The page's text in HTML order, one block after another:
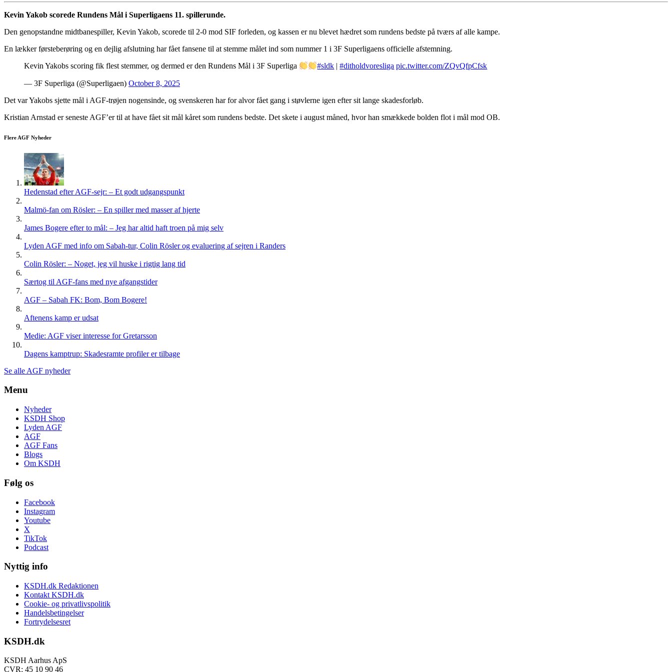
Kevin Yakob scorede Rundens Mål i Superligaens 11. spillerunde.
Den genopstandne midtbanespiller, Kevin Yakob, scorede til 2-0 mod SIF forleden, og kassen er nu blevet hædret som rundens bedste på tværs af alle kampe.
En lækker førsteberøring og en dejlig afslutning har fået fansene til at stemme målet ind som nummer 1 i 3F Superligaens officielle afstemning.
Kevin Yakobs scoring fik flest stemmer, og dermed er den Rundens Mål i 3F Superliga #sldk |#ditholdvoresliga pic.twitter.com/ZQvQfpCfsk
— 3F Superliga (@Superligaen) October 8, 2025
Det var Yakobs sjette mål i AGF-trøjen nogensinde, og svenskeren har for alvor fået gang i støvlerne igen efter sit lange skadesforløb.
Kristian Arnstad er seneste AGF’er til at have fået sit mål kåret som rundens bedste. Det skete i august måned, hvor han smækkede bolden flot i mål mod OB.
Flere AGF Nyheder
Hedenstad efter AGF-sejr: – Et godt udgangspunkt
Malmö-fan om Rösler: – En spiller med masser af hjerte
James Bogere efter to mål: – Jeg har altid haft troen på mig selv
Lyden AGF med info om Sabah-tur, Colin Rösler og evaluering af sejren i Randers
Colin Rösler: – Noget, jeg vil huske i rigtig lang tid
Særtog til AGF-fans med nye afgangstider
AGF – Sabah FK: Bom, Bom Bogere!
Aftenens kamp er udsat
Medie: AGF viser interesse for Gretarsson
Dagens kamptrup: Skadesramte profiler er tilbage
Se alle AGF nyheder
Menu
Nyheder
KSDH Shop
Lyden AGF
AGF
AGF Fans
Blogs
Om KSDH
Følg os
Facebook
Instagram
Youtube
X
TikTok
Podcast
Nyttig info
KSDH.dk Redaktionen
Kontakt KSDH.dk
Cookie- og privatlivspolitik
Handelsbetingelser
Fortrydelsesret
KSDH.dk
KSDH Aarhus ApS
CVR: 45 10 90 46